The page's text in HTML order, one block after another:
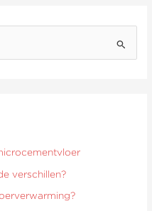
verschillen?